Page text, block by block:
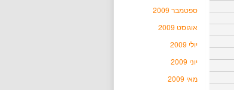
ספטמבר 2009
אוגוסט 2009
יולי 2009
יוני 2009
מאי 2009